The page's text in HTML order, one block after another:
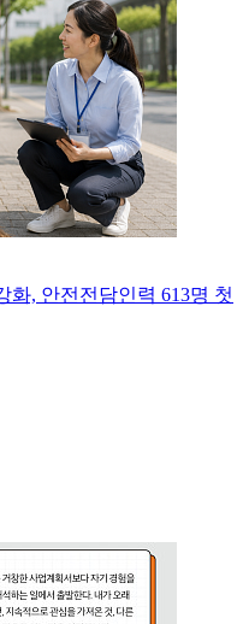
화, 안전전담인력 613명 첫